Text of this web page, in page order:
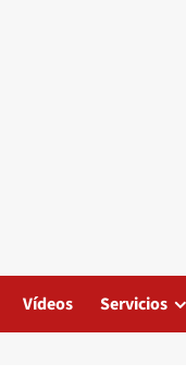
Vídeos Servicios